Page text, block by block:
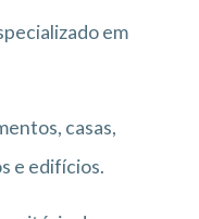
em
casas,
e edifícios.